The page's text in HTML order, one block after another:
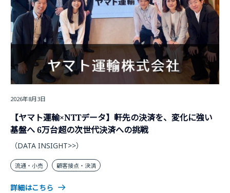
2026年8月3日
【ヤマト運輸×NTTデータ】軒先の決済を、変化に強い
基盤へ 6万台超の次世代決済への挑戦
（DATA INSIGHT>>）
流通・小売 顧客接点・決済
詳細はこちら